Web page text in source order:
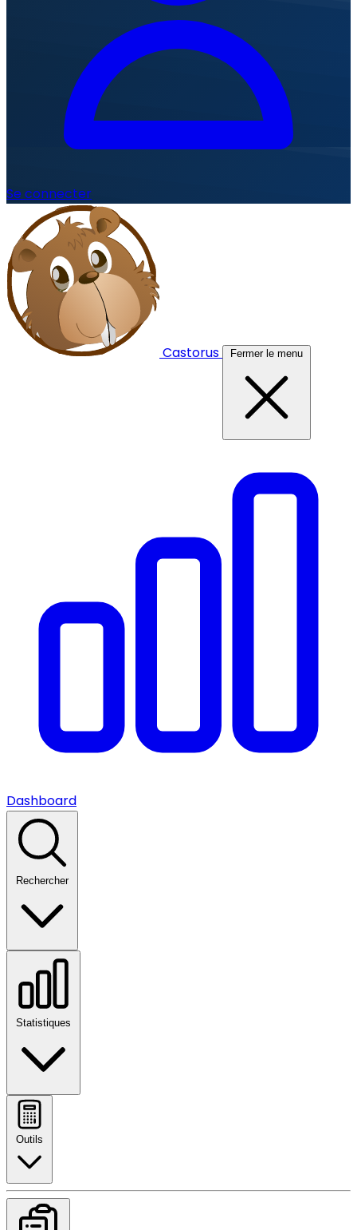
Se connecter
Castorus Fermer le menu
Dashboard
Rechercher
Statistiques
Outils